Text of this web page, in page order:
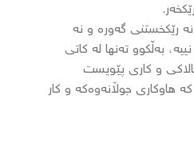
رێکخستنی گەورە و نە
بەڵکوو تەنها لە کاتی
چالاکی و کاری پێویست
جوڵانەوەکە و کار